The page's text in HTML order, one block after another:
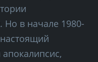
Но в начале 1980-